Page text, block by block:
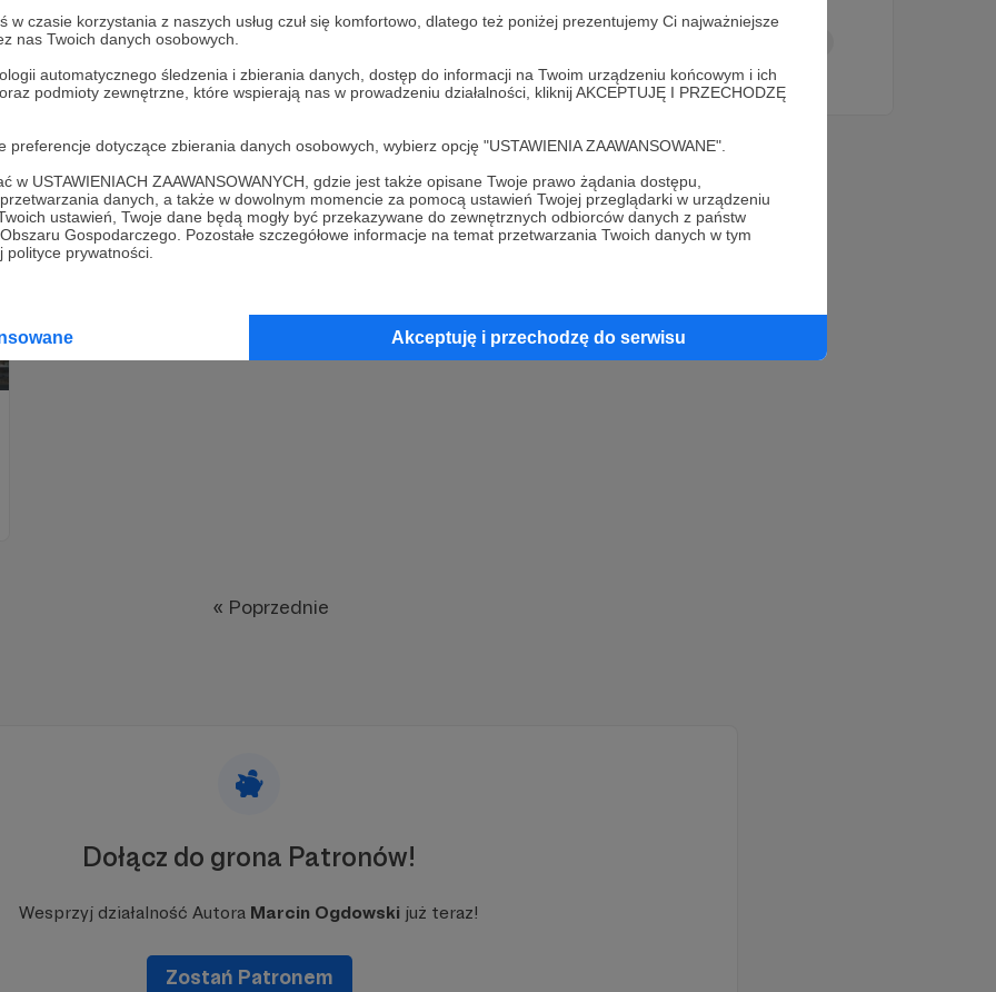
w czasie korzystania z naszych usług czuł się komfortowo, dlatego też poniżej prezentujemy Ci najważniejsze
nas Twoich danych osobowych.
automatycznego śledzenia i zbierania danych, dostęp do informacji na Twoim urządzeniu końcowym i ich
podmioty zewnętrzne, które wspierają nas w prowadzeniu działalności, kliknij AKCEPTUJĘ I PRZECHODZĘ
dotyczące zbierania danych osobowych, wybierz opcję "USTAWIENIA ZAAWANSOWANE".
w USTAWIENIACH ZAAWANSOWANYCH, gdzie jest także opisane Twoje prawo żądania dostępu,
danych, a także w dowolnym momencie za pomocą ustawień Twojej przeglądarki w urządzeniu
ustawień, Twoje dane będą mogły być przekazywane do zewnętrznych odbiorców danych z państw
Gospodarczego. Pozostałe szczegółowe informacje na temat przetwarzania Twoich danych w tym
prywatności.
Akceptuję i przechodzę do serwisu
zimna wojna ZSRR
+3
« Poprzednie
Dołącz do grona Patronów!
Wesprzyj działalność Autora Marcin Ogdowski już teraz!
Zostań Patronem